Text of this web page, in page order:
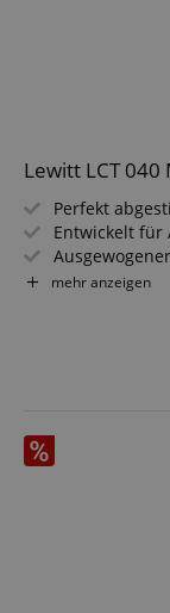
Lewitt LCT 040
Perfekt
Entwickelt für
Langlebiges
Inklusive 2x
mehr anzeigen